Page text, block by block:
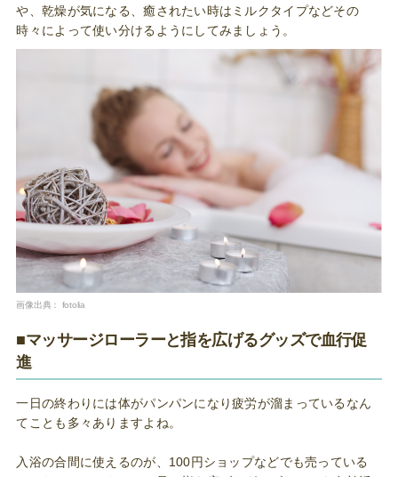
や、乾燥が気になる、癒されたい時はミルクタイプなどその
時々によって使い分けるようにしてみましょう。
画像出典： fotolia
■マッサージローラーと指を広げるグッズで血行促
進
一日の終わりには体がパンパンになり疲労が溜まっているなん
てことも多々ありますよね。
入浴の合間に使えるのが、100円ショップなどでも売っている